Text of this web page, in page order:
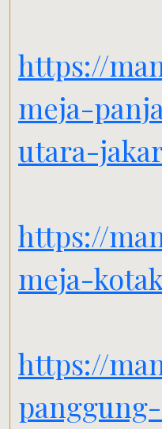
https://
meja-
utara-
https://
meja-
https://